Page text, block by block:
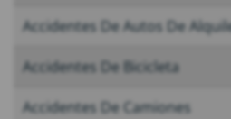
Accidentes De Autos De
Accidentes De Bicicleta
Accidentes De Camiones